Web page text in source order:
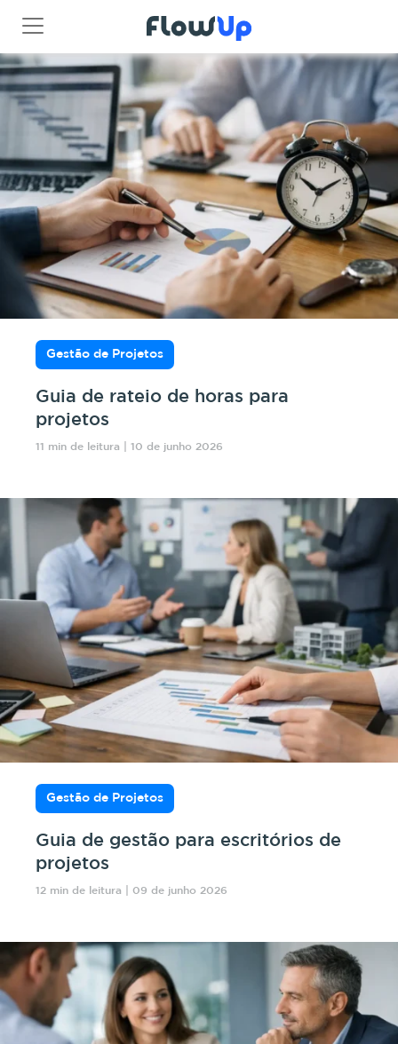
Gestão de Projetos
Guia de rateio de horas para
projetos
11 min de leitura | 10 de junho 2026
Gestão de Projetos
Guia de gestão para escritórios de
projetos
12 min de leitura | 09 de junho 2026